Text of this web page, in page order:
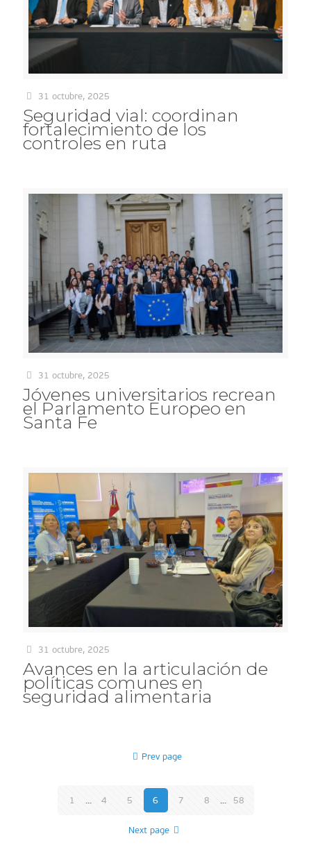
31 octubre, 2025
Seguridad vial: coordinan
fortalecimiento de los
controles en ruta
31 octubre, 2025
Jóvenes universitarios recrean
el Parlamento Europeo en
Santa Fe
31 octubre, 2025
Avances en la articulación de
políticas comunes en
seguridad alimentaria
Prev page
1 ... 4 5 6 7 8 ... 58
Next page